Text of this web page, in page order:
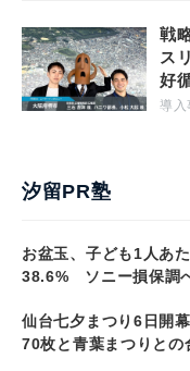
戦
ス
好
導入
汐留PR塾
お盆玉、子ども1人あ
38.6% ソニー損保調
仙台七夕まつり6日開
70枚と青葉まつりとの